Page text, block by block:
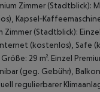
Zimmer (Stadtblick):
(Stadtblick):
(kostenlos), Safe
29 m². Einzel
(geg. Gebühr),
regulierbarer